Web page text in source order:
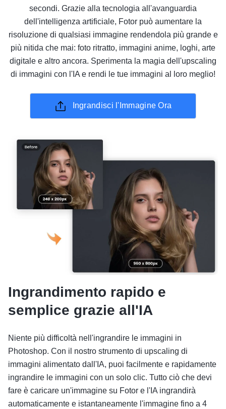
secondi. Grazie alla tecnologia all'avanguardia
dell'intelligenza artificiale, Fotor può aumentare la
risoluzione di qualsiasi immagine rendendola più grande e
più nitida che mai: foto ritratto, immagini anime, loghi, arte
digitale e altro ancora. Sperimenta la magia dell'upscaling
di immagini con l'IA e rendi le tue immagini al loro meglio!
Ingrandisci l'Immagine Ora
Ingrandimento rapido e
semplice grazie all'IA
Niente più difficoltà nell'ingrandire le immagini in
Photoshop. Con il nostro strumento di upscaling di
immagini alimentato dall'IA, puoi facilmente e rapidamente
ingrandire le immagini con un solo clic. Tutto ciò che devi
fare è caricare un'immagine su Fotor e l'IA ingrandirà
automaticamente e istantaneamente l'immagine fino a 4